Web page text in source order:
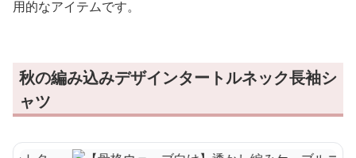
用的なアイテムです。
秋の編み込みデザインタートルネック長袖シ
ャツ